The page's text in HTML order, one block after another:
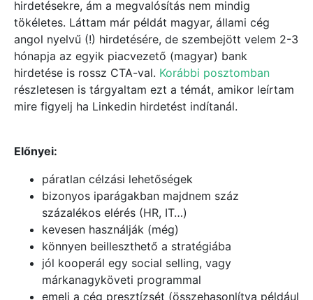
hirdetésekre, ám a megvalósítás nem mindig
tökéletes. Láttam már példát magyar, állami cég
angol nyelvű (!) hirdetésére, de szembejött velem 2-3
hónapja az egyik piacvezető (magyar) bank
hirdetése is rossz CTA-val. Korábbi posztomban
részletesen is tárgyaltam ezt a témát, amikor leírtam
mire figyelj ha Linkedin hirdetést indítanál.
Előnyei:
páratlan célzási lehetőségek
bizonyos iparágakban majdnem száz
százalékos elérés (HR, IT…)
kevesen használják (még)
könnyen beilleszthető a stratégiába
jól kooperál egy social selling, vagy
márkanagyköveti programmal
emeli a cég presztízsét (összehasonlítva például